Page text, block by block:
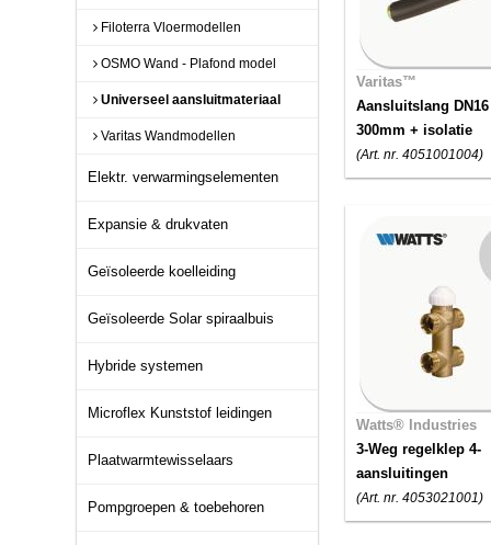
Filoterra Vloermodellen
OSMO Wand - Plafond model
Universeel aansluitmateriaal
Varitas Wandmodellen
Elektr. verwarmingselementen
Expansie & drukvaten
Geïsoleerde koelleiding
Geïsoleerde Solar spiraalbuis
Hybride systemen
Microflex Kunststof leidingen
Plaatwarmtewisselaars
Pompgroepen & toebehoren
Varitas™
Aansluitslang DN16
300mm + isolatie
(Art. nr. 4051001004)
Watts® Industries
3-Weg regelklep 4-
aansluitingen
(Art. nr. 4053021001)